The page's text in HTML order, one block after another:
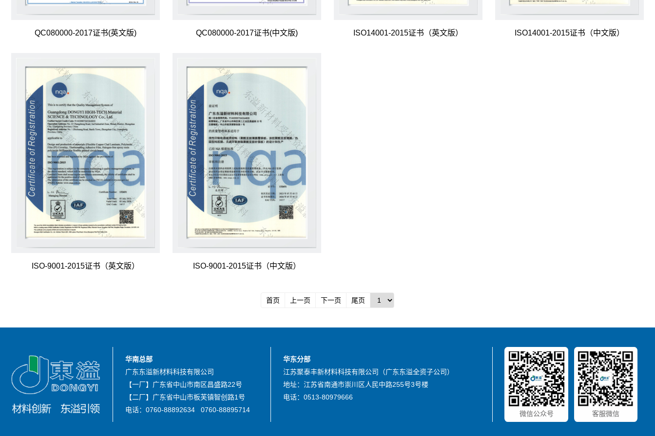
QC080000-2017证书(英文版) QC080000-2017证书(中文版) ISO14001-2015证书（英文版） ISO14001-2015证书（中文版）
ISO-9001-2015证书（英文版） ISO-9001-2015证书（中文版）
首页 上一页 下一页 尾页
华南总部
广东东溢新材料科技有限公司
【一厂】广东省中山市南区昌盛路22号
【二厂】广东省中山市板芙镇智创路1号
电话：0760-88892634 0760-88895714
华东分部
江苏聚泰丰新材料科技有限公司（广东东溢全资子公司）
地址：江苏省南通市崇川区人民中路255号3号楼
电话：0513-80979666
微信公众号 客服微信